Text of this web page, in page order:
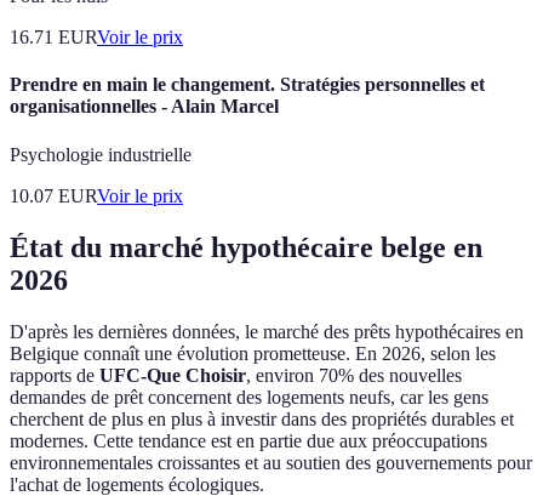
16.71 EURVoir le prix
Prendre en main le changement. Stratégies personnelles et
organisationnelles - Alain Marcel
Psychologie industrielle
10.07 EURVoir le prix
État du marché hypothécaire belge en
2026
D'après les dernières données, le marché des prêts hypothécaires en
Belgique connaît une évolution prometteuse. En 2026, selon les
rapports de UFC-Que Choisir, environ 70% des nouvelles
demandes de prêt concernent des logements neufs, car les gens
cherchent de plus en plus à investir dans des propriétés durables et
modernes. Cette tendance est en partie due aux préoccupations
environnementales croissantes et au soutien des gouvernements pour
l'achat de logements écologiques.